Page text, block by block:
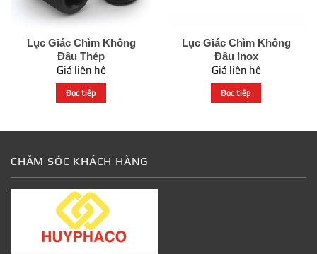
Lục Giác Chìm Không
Đầu Thép
Giá liên hệ
Đọc tiếp
Lục Giác Chìm Không
Đầu Inox
Giá liên hệ
Đọc tiếp
CHĂM SÓC KHÁCH HÀNG